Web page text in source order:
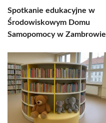
Spotkanie edukacyjne w
Środowiskowym Domu
Samopomocy w Zambrowie